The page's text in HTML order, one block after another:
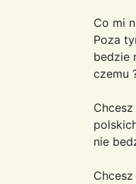
Co mi
Poza
bedzie
czemu
nie